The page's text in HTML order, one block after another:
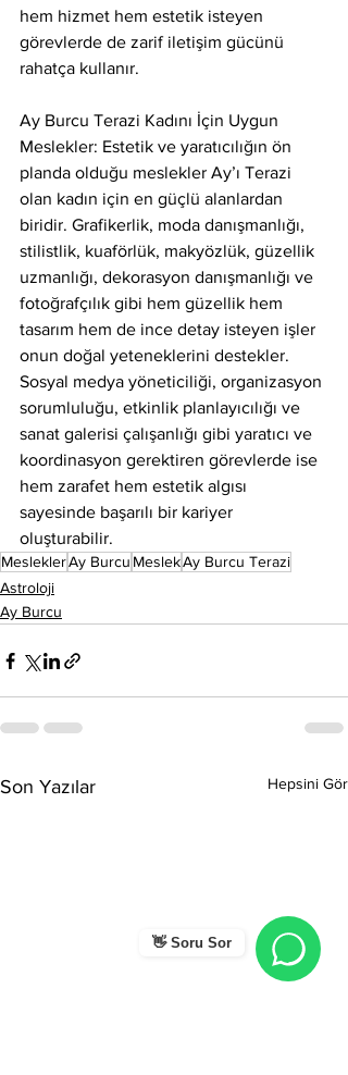
👋 Soru Sor
hem hizmet hem estetik isteyen
görevlerde de zarif iletişim gücünü
rahatça kullanır.
Ay Burcu Terazi Kadını İçin Uygun
Meslekler: Estetik ve yaratıcılığın ön
planda olduğu meslekler Ay’ı Terazi
olan kadın için en güçlü alanlardan
biridir. Grafikerlik, moda danışmanlığı,
stilistlik, kuaförlük, makyözlük, güzellik
uzmanlığı, dekorasyon danışmanlığı ve
fotoğrafçılık gibi hem güzellik hem
tasarım hem de ince detay isteyen işler
onun doğal yeteneklerini destekler.
Sosyal medya yöneticiliği, organizasyon
sorumluluğu, etkinlik planlayıcılığı ve
sanat galerisi çalışanlığı gibi yaratıcı ve
koordinasyon gerektiren görevlerde ise
hem zarafet hem estetik algısı
sayesinde başarılı bir kariyer
oluşturabilir.
MesleklerAy Burcu MeslekAy Burcu Terazi
Astroloji
Ay Burcu
Son Yazılar Hepsini Gör